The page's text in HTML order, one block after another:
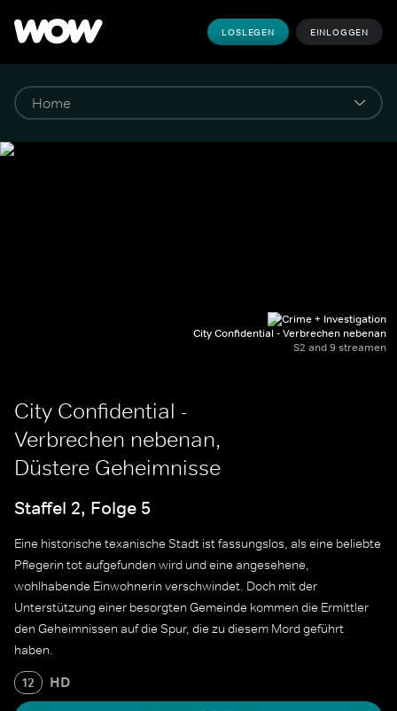
LOSLEGEN EINLOGGEN
City Confidential - Verbrechen nebenan
S2 and 9 streamen
City Confidential -
Verbrechen nebenan,
Düstere Geheimnisse
Staffel 2, Folge 5
Eine historische texanische Stadt ist fassungslos, als eine beliebte
Pflegerin tot aufgefunden wird und eine angesehene,
wohlhabende Einwohnerin verschwindet. Doch mit der
Unterstützung einer besorgten Gemeinde kommen die Ermittler
den Geheimnissen auf die Spur, die zu diesem Mord geführt
haben.
12 HD